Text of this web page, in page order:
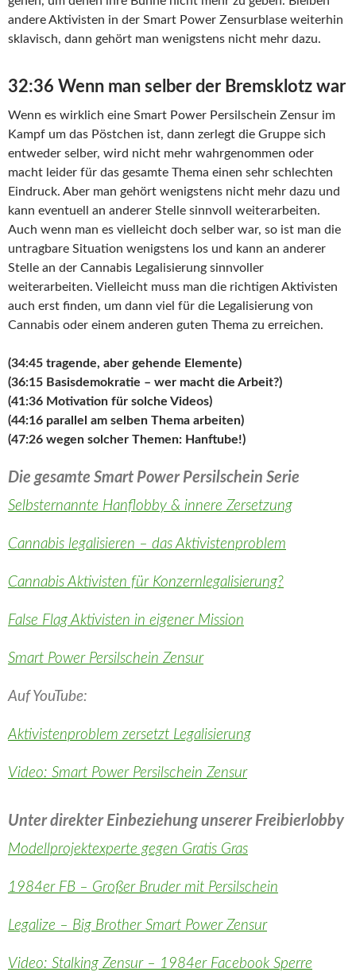
andere Aktivisten in der Smart Power Zensurblase weiterhin
sklavisch, dann gehört man wenigstens nicht mehr dazu.
32:36 Wenn man selber der Bremsklotz war
Wenn es wirklich eine Smart Power Persilschein Zensur im
Kampf um das Pöstchen ist, dann zerlegt die Gruppe sich
entweder selber, wird nicht mehr wahrgenommen oder
macht leider für das gesamte Thema einen sehr schlechten
Eindruck. Aber man gehört wenigstens nicht mehr dazu und
kann eventuell an anderer Stelle sinnvoll weiterarbeiten.
Auch wenn man es vielleicht doch selber war, so ist man die
untragbare Situation wenigstens los und kann an anderer
Stelle an der Cannabis Legalisierung sinnvoller
weiterarbeiten. Vielleicht muss man die richtigen Aktivisten
auch erst finden, um dann viel für die Legalisierung von
Cannabis oder einem anderen guten Thema zu erreichen.
(34:45 tragende, aber gehende Elemente)
(36:15 Basisdemokratie – wer macht die Arbeit?)
(41:36 Motivation für solche Videos)
(44:16 parallel am selben Thema arbeiten)
(47:26 wegen solcher Themen: Hanftube!)
Die gesamte Smart Power Persilschein Serie
Selbsternannte Hanflobby & innere Zersetzung
Cannabis legalisieren – das Aktivistenproblem
Cannabis Aktivisten für Konzernlegalisierung?
False Flag Aktivisten in eigener Mission
Smart Power Persilschein Zensur
Auf YouTube:
Aktivistenproblem zersetzt Legalisierung
Video: Smart Power Persilschein Zensur
Unter direkter Einbeziehung unserer Freibierlobby
Modellprojektexperte gegen Gratis Gras
1984er FB – Großer Bruder mit Persilschein
Legalize – Big Brother Smart Power Zensur
Video: Stalking Zensur – 1984er Facebook Sperre